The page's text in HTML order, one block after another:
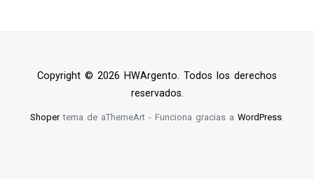
Copyright © 2026 HWArgento. Todos los derechos
reservados.
Shopertema de aThemeArt - Funciona gracias a WordPress